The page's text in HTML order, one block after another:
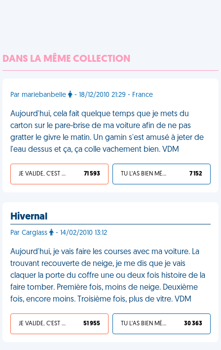
DANS LA MÊME COLLECTION
Par mariebanbelle - 18/12/2010 21:29 - France
Aujourd'hui, cela fait quelque temps que je mets du
carton sur le pare-brise de ma voiture afin de ne pas
gratter le givre le matin. Un gamin s'est amusé à jeter de
l'eau dessus et ça, ça colle vachement bien. VDM
JE VALIDE, C'EST UNE VDM 71 593 TU L'AS BIEN MÉRITÉ 7 152
Hivernal
Par Carglass - 14/02/2010 13:12
Aujourd'hui, je vais faire les courses avec ma voiture. La
trouvant recouverte de neige, je me dis que je vais
claquer la porte du coffre une ou deux fois histoire de la
faire tomber. Première fois, moins de neige. Deuxième
fois, encore moins. Troisième fois, plus de vitre. VDM
JE VALIDE, C'EST UNE VDM 51 955 TU L'AS BIEN MÉRITÉ 30 363